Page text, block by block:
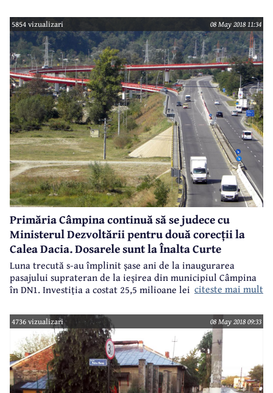
aproape de centrul municipiului. Cum este posibil să se
întâmple așa ceva? Întrebarea este retorică, desigur, iar
imaginile vorbesc de la sine.
5854 vizualizari 08 May 2018 11:34
Primăria Câmpina continuă să se judece cu
Ministerul Dezvoltării pentru două corecții la
Calea Dacia. Dosarele sunt la Înalta Curte
Luna trecută s-au împlinit șase ani de la inaugurarea
pasajului suprateran de la ieșirea din municipiul Câmpina
în DN1. Investiția a costat 25,5 milioane lei, din care 20
nerambursabile din fonduri europene. O lucrare deosebită
și foarte utilă, este adevărat. Dar la fel de adevărat este
faptul că problemele legate de această investiție par a nu
se mai termina. Iar Câmpina plătește pentru ele.
citeste mai mult
4736 vizualizari 08 May 2018 09:33